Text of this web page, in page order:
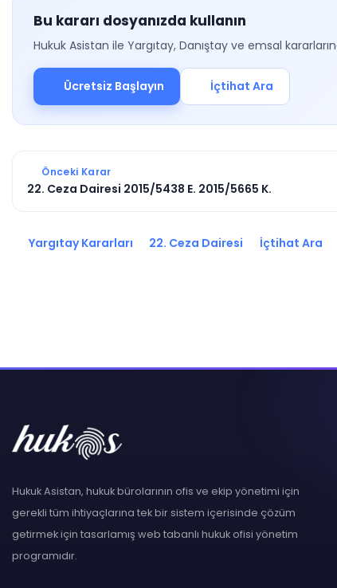
Bu kararı dosyanızda kullanın
Hukuk Asistan ile Yargıtay, Danıştay ve emsal
Ücretsiz Başlayın İçtihat Ara
Önceki Karar
22. Ceza Dairesi 2015/5438 E. 2015/5665 K.
Yargıtay Kararları 22. Ceza Dairesi İçtihat Ara
Hukuk Asistan, hukuk bürolarının ofis ve ekip yönetimi için
gerekli tüm ihtiyaçlarına tek bir sistem içerisinde çözüm
getirmek için tasarlamış web tabanlı hukuk ofisi yönetim
programıdır.